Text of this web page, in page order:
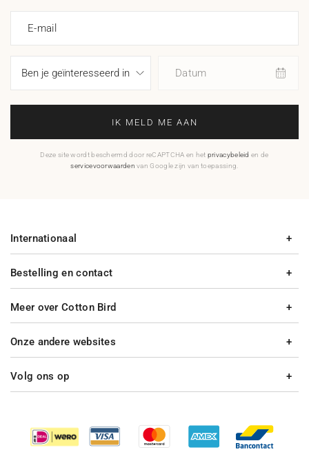
E-mail
Datum
IK MELD ME AAN
Deze site wordt beschermd door reCAPTCHA en het privacybeleid en de
servicevoorwaarden van Google zijn van toepassing.
Bestelling en contact
Meer over Cotton Bird
Internationaal
Onze andere websites
Volg ons op